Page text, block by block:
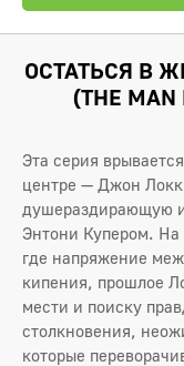
ОСТАТЬСЯ В
(THE MAN
Эта серия
центре — Джон
душераздирающую
Энтони Купером. На
где напряжение
кипения, прошлое
мести и поиску
столкновения,
которые